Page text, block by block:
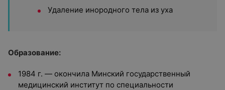
Удаление инородного тела из уха
Образование:
1984 г. — окончила Минский государственный
медицинский институт по специальности